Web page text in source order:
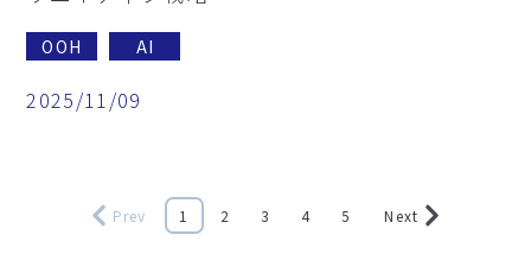
OOH AI
2025/11/09
Prev 1 2 3 4 5 Next